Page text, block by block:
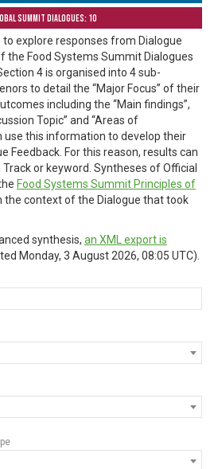
Summit Dialogues: 10
explore responses from Dialogue
the Food Systems Summit Dialogues
Section 4 is organised into 4 sub-
to detail the “Major Focus” of their
including the “Main findings”,
Topic” and “Areas of
use this information to develop their
Feedback. For this reason, results can
or keyword. Syntheses of Official
Food Systems Summit Principles of
the context of the Dialogue that took
synthesis, an XML export is
Monday, 3 August 2026, 08:05 UTC).